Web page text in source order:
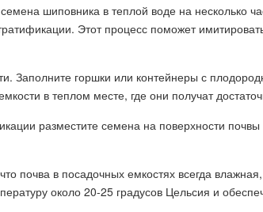
шиповника в теплой воде на несколько
Этот процесс поможет
Заполните горшки или контейнеры с
в теплом месте, где они получат
разместите семена на поверхности
почва в посадочных емкостях всегда
около 20-25 градусов Цельсия и